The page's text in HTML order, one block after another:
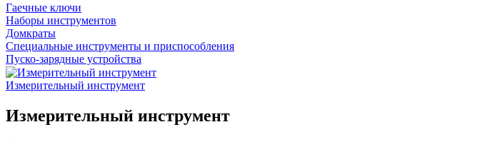
Гаечные ключи
Наборы инструментов
Домкраты
Специальные инструменты и приспособления
Пуско-зарядные устройства
Измерительный инструмент
Измерительный инструмент